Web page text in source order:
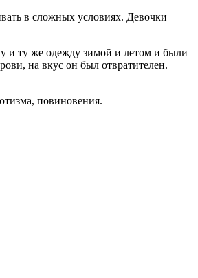
в сложных условиях. Девочки
и ту же одежду зимой и летом и были
на вкус он был отвратителен.
повиновения.